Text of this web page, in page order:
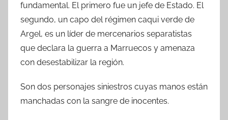
fundamental. El primero fue un jefe de Estado. El
segundo, un capo del régimen caqui verde de
Argel, es un líder de mercenarios separatistas
que declara la guerra a Marruecos y amenaza
con desestabilizar la región.
Son dos personajes siniestros cuyas manos están
manchadas con la sangre de inocentes.